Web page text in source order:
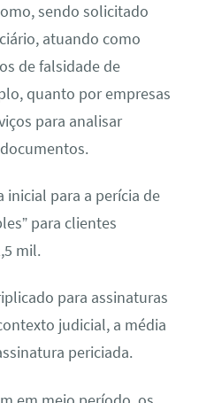
sendo solicitado
atuando como
de falsidade de
quanto por empresas
para analisar
inicial para a perícia de
para clientes
mil.
para assinaturas
judicial, a média
periciada.